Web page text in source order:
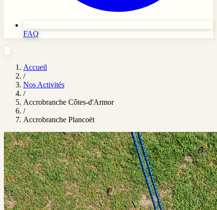
FAQ
Accueil
/
Nos Activités
/
Accrobranche Côtes-d'Armor
/
Accrobranche Plancoët